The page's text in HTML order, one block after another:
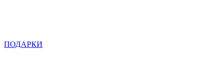
ПОДАРКИ